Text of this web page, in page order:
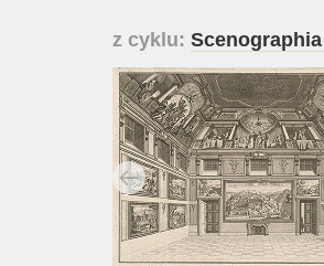
z cyklu: